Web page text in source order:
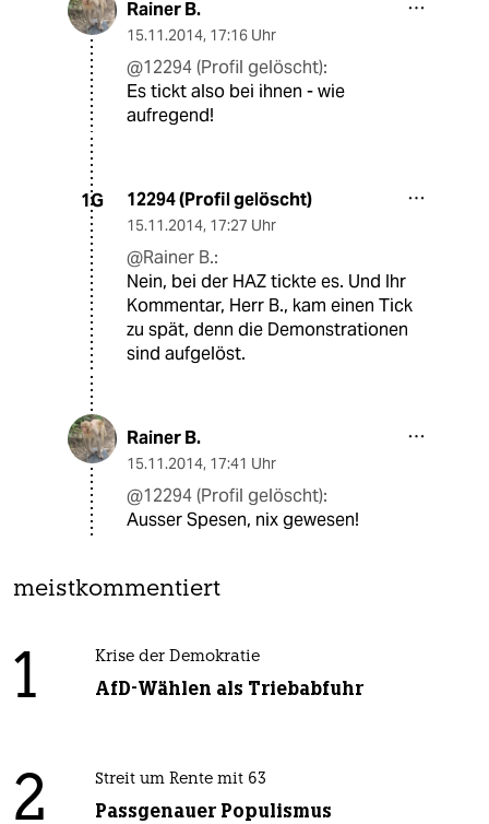
Rainer B.
15.11.2014, 17:16 Uhr
@12294 (Profil gelöscht):
Es tickt also bei ihnen - wie
aufregend!
1G 12294 (Profil gelöscht)
15.11.2014, 17:27 Uhr
@Rainer B.:
Nein, bei der HAZ tickte es. Und Ihr
Kommentar, Herr B., kam einen Tick
zu spät, denn die Demonstrationen
sind aufgelöst.
Rainer B.
15.11.2014, 17:41 Uhr
@12294 (Profil gelöscht):
Ausser Spesen, nix gewesen!
meistkommentiert
1 Krise der Demokratie
AfD-Wählen als Triebabfuhr
2 Streit um Rente mit 63
Passgenauer Populismus